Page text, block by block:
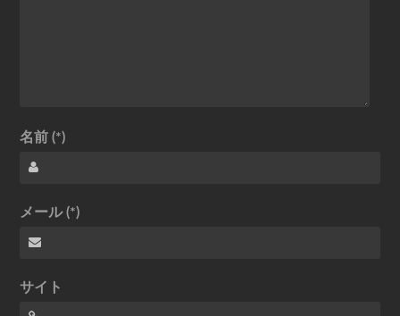
名前 (*)
メール (*)
サイト